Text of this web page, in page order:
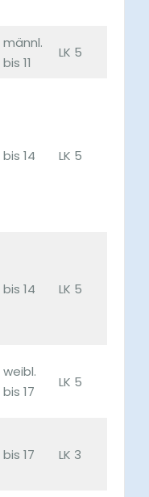
männl.
bis 11
LK 5
bis 14 LK 5
bis 14 LK 5
weibl.
bis 17
LK 5
bis 17 LK 3